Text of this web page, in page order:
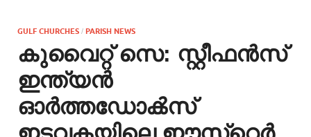
GULF CHURCHES / PARISH NEWS
കുവൈറ്റ്‌ സെ: സ്റ്റീഫൻസ്
ഇന്ത്യൻ
ഓർത്തഡോൿസ്‌